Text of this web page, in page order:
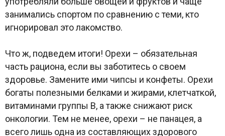
занимались спортом по сравнению с теми, кто
игнорировал это лакомство.
Что ж, подведем итоги! Орехи – обязательная
часть рациона, если вы заботитесь о своем
здоровье. Замените ими чипсы и конфеты. Орехи
богаты полезными белками и жирами, клетчаткой,
витаминами группы В, а также снижают риск
онкологии. Тем не менее, орехи – не панацея, а
всего лишь одна из составляющих здорового